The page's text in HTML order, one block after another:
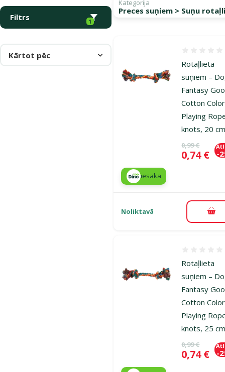
Filtrs 1
Kategorija
Preces suņiem > Suņu
Kārtot pēc
Rotaļlieta
suņiem –
Fantasy
Cotton
Playing
knots, 20
Oriģinālā
0,99 €
Cena
0,74 € -
iesaka
Noliktavā
Rotaļlieta
suņiem –
Fantasy
Cotton
Playing
knots, 25
Oriģinālā
0,99 €
Cena
0,74 € -